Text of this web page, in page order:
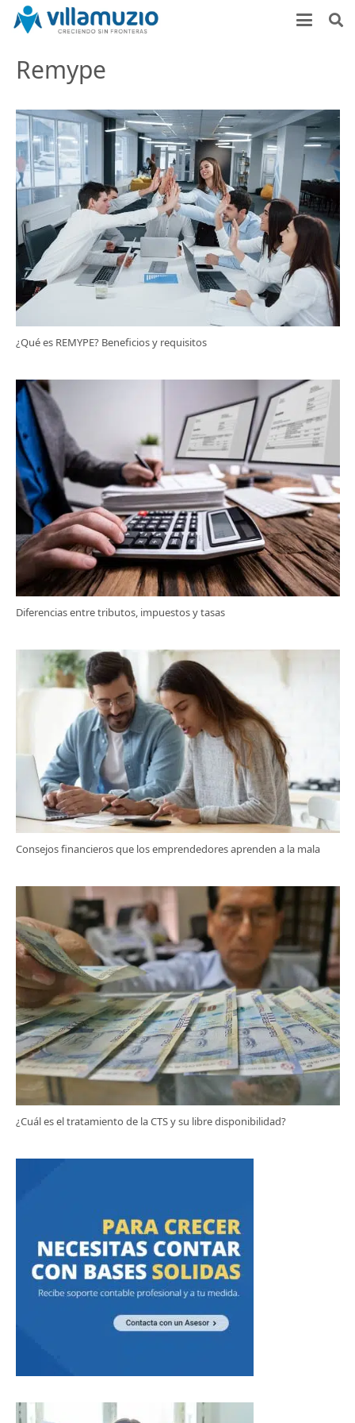
Remype
¿Qué es REMYPE? Beneficios y requisitos
Diferencias entre tributos, impuestos y tasas
Consejos financieros que los emprendedores aprenden a la mala
¿Cuál es el tratamiento de la CTS y su libre disponibilidad?